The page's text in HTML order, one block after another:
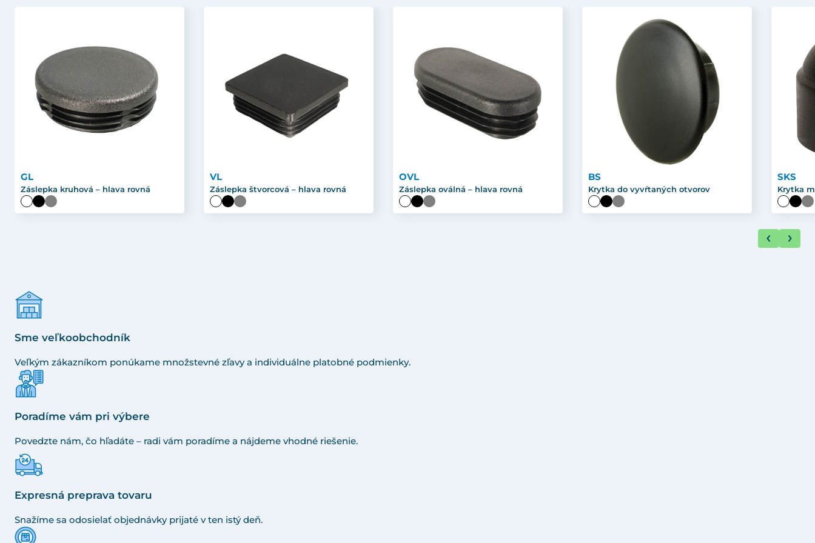
GL
Záslepka kruhová – hlava rovná
VL
Záslepka štvorcová – hlava rovná
OVL
Záslepka oválná – hlava rovná
BS
Krytka do vyvŕtaných otvorov
SKS
Krytka
Sme veľkoobchodník
Veľkým zákazníkom ponúkame množstevné zľavy a individuálne platobné podmienky.
Poradíme vám pri výbere
Povedzte nám, čo hľadáte – radi vám poradíme a nájdeme vhodné riešenie.
Expresná preprava tovaru
Snažíme sa odosielať objednávky prijaté v ten istý deň.